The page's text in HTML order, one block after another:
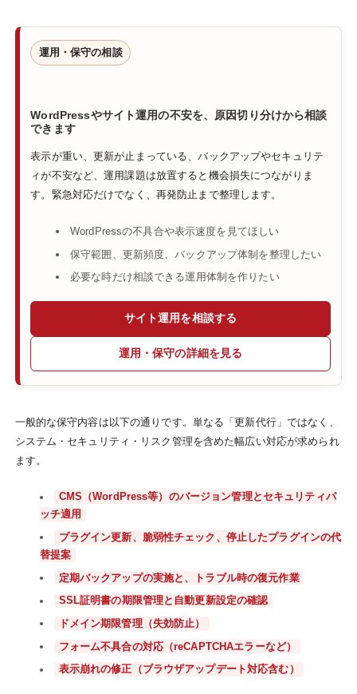
運用・保守の相談
WordPressやサイト運用の不安を、原因切り分けから相談
できます
表示が重い、更新が止まっている、バックアップやセキュリテ
ィが不安など、運用課題は放置すると機会損失につながりま
す。緊急対応だけでなく、再発防止まで整理します。
WordPressの不具合や表示速度を見てほしい
保守範囲、更新頻度、バックアップ体制を整理したい
必要な時だけ相談できる運用体制を作りたい
サイト運用を相談する
運用・保守の詳細を見る
一般的な保守内容は以下の通りです。単なる「更新代行」ではなく、
システム・セキュリティ・リスク管理を含めた幅広い対応が求められ
ます。
CMS（WordPress等）のバージョン管理とセキュリティパ
ッチ適用
プラグイン更新、脆弱性チェック、停止したプラグインの代
替提案
定期バックアップの実施と、トラブル時の復元作業
SSL証明書の期限管理と自動更新設定の確認
ドメイン期限管理（失効防止）
フォーム不具合の対応（reCAPTCHAエラーなど）
表示崩れの修正（ブラウザアップデート対応含む）